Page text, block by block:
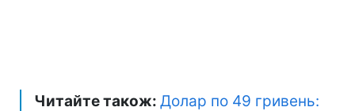
Читайте також: Долар по 49 гривень: